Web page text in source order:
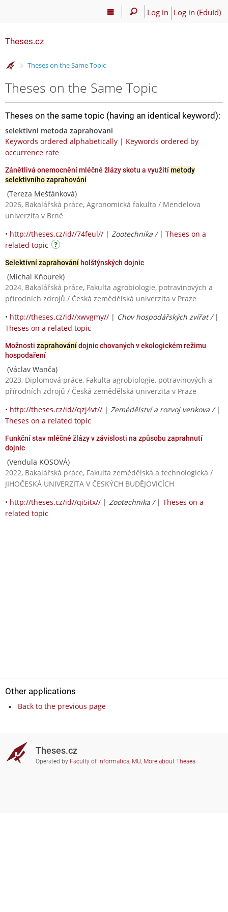
Log in Log in (EduId)
Theses.cz
>
Theses on the Same Topic
Theses on the Same Topic
Theses on the same topic (having an identical keyword):
selektivni metoda zaprahovani
Keywords ordered alphabetically | Keywords ordered by
occurrence rate
Zánětlivá onemocnění mléčné žlázy skotu a využitímetody
selektivního zaprahování
(Tereza Mešťánková)
2026, Bakalářská práce, Agronomická fakulta / Mendelova
univerzita v Brně
• http://theses.cz/id//74feul// | Zootechnika / | Theses on a
related topic
Selektivní zaprahováníholštýnských dojnic
(Michal Kňourek)
2024, Bakalářská práce, Fakulta agrobiologie, potravinových a
přírodních zdrojů / Česká zemědělská univerzita v Praze
• http://theses.cz/id//xwvgmy// | Chov hospodářských zvířat / |
Theses on a related topic
Možnosti zaprahovánídojnic chovaných v ekologickém režimu
hospodaření
(Václav Wanča)
2023, Diplomová práce, Fakulta agrobiologie, potravinových a
přírodních zdrojů / Česká zemědělská univerzita v Praze
• http://theses.cz/id//qzj4vt// | Zemědělství a rozvoj venkova / |
Theses on a related topic
Funkční stav mléčné žlázy v závislosti na způsobu zaprahnutí
dojnic
(Vendula KOSOVÁ)
2022, Bakalářská práce, Fakulta zemědělská a technologická /
JIHOČESKÁ UNIVERZITA V ČESKÝCH BUDĚJOVICÍCH
• http://theses.cz/id//qi5itx// | Zootechnika / | Theses on a
related topic
Other applications
Back to the previous page
Theses.cz
Operated by Faculty of Informatics, MU, More about Theses